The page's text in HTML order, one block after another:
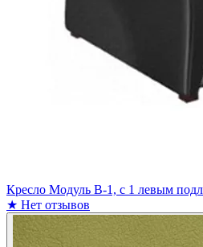
Кресло Модуль В-1, с 1 левым
★ Нет отзывов